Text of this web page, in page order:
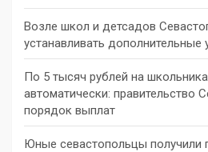
Возле школ и детсадов
устанавливать дополнительные
По 5 тысяч рублей на
автоматически: правительство
порядок выплат
Юные севастопольцы получили